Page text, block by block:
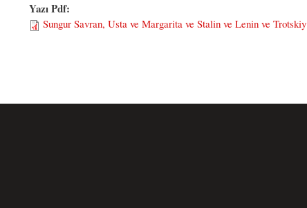
Yazı Pdf:
Sungur Savran, Usta ve Margarita ve Stalin ve Lenin ve Trotskiy